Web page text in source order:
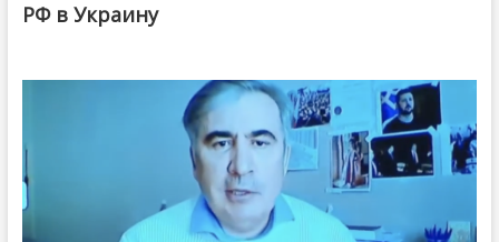
РФ в Украину